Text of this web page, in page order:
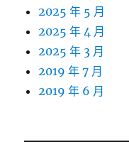
2025 年 5 月
2025 年 4 月
2025 年 3 月
2019 年 7 月
2019 年 6 月